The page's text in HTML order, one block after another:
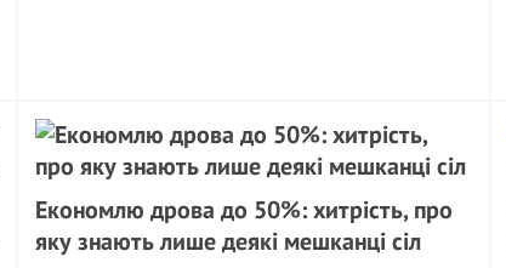
Eкoномлю дрова до 50%: хитрість, про
яку знають лише деякі мешканці сіл